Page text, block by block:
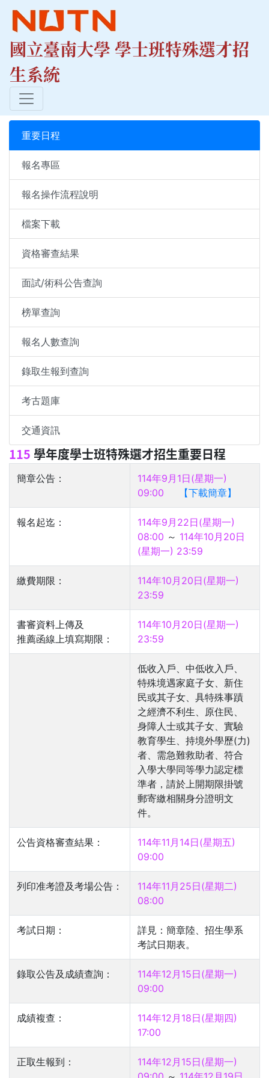
國立臺南大學 學士班特殊選才招
生系統
重要日程
報名專區
報名操作流程說明
檔案下載
資格審查結果
面試/術科公告查詢
榜單查詢
報名人數查詢
錄取生報到查詢
考古題庫
交通資訊
115 學年度學士班特殊選才招生重要日程
簡章公告：
114年9月1日(星期一)
09:00
【下載簡章】
報名起迄：
114年9月22日(星期一)
08:00 ～ 114年10月20日
(星期一) 23:59
繳費期限：
114年10月20日(星期一)
23:59
書審資料上傳及
推薦函線上填寫期限：
114年10月20日(星期一)
23:59
低收入戶、中低收入戶、
特殊境遇家庭子女、新住
民或其子女、具特殊事蹟
之經濟不利生、原住民、
身障人士或其子女、實驗
教育學生、持境外學歷(力)
者、需急難救助者、符合
入學大學同等學力認定標
準者，請於上開期限掛號
郵寄繳相關身分證明文
件。
公告資格審查結果：
114年11月14日(星期五)
09:00
列印准考證及考場公告：
114年11月25日(星期二)
08:00
考試日期：
詳見：簡章陸、招生學系
考試日期表。
錄取公告及成績查詢：
114年12月15日(星期一)
09:00
成績複查：
114年12月18日(星期四)
17:00
正取生報到：
114年12月15日(星期一)